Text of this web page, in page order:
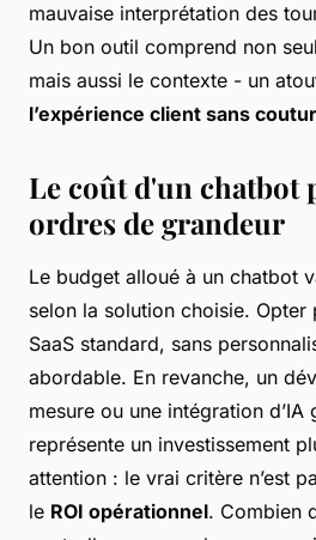
mauvaise interprétation des
Un bon outil comprend non
mais aussi le contexte - un
l’expérience client sans
Le coût d'un chatbot
ordres de grandeur
Le budget alloué à un chatbot
selon la solution choisie.
SaaS standard, sans
abordable. En revanche, un
mesure ou une intégration d’IA
représente un investissement
attention : le vrai critère n’est
le ROI opérationnel. Combien